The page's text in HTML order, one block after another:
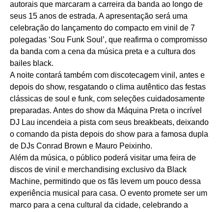
autorais que marcaram a carreira da banda ao longo de
seus 15 anos de estrada. A apresentação será uma
celebração do lançamento do compacto em vinil de 7
polegadas ‘Sou Funk Soul’, que reafirma o compromisso
da banda com a cena da música preta e a cultura dos
bailes black.
A noite contará também com discotecagem vinil, antes e
depois do show, resgatando o clima autêntico das festas
clássicas de soul e funk, com seleções cuidadosamente
preparadas. Antes do show da Máquina Preta o incrível
DJ Lau incendeia a pista com seus breakbeats, deixando
o comando da pista depois do show para a famosa dupla
de DJs Conrad Brown e Mauro Peixinho.
Além da música, o público poderá visitar uma feira de
discos de vinil e merchandising exclusivo da Black
Machine, permitindo que os fãs levem um pouco dessa
experiência musical para casa. O evento promete ser um
marco para a cena cultural da cidade, celebrando a